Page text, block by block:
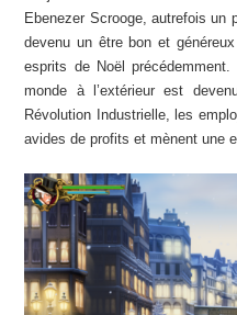
Ebenezer Scrooge, autrefois un
devenu un être bon et
esprits de Noël
monde à l’extérieur est
Révolution Industrielle, les
avides de profits et mènent une